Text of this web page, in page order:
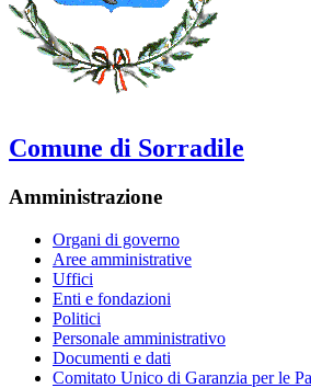
Comune di Sorradile
Amministrazione
Organi di governo
Aree amministrative
Uffici
Enti e fondazioni
Politici
Personale amministrativo
Documenti e dati
Comitato Unico di Garanzia per le